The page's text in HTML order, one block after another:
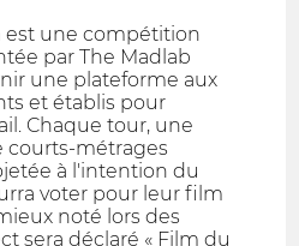
est une compétition
par The Madlab
une plateforme aux
et établis pour
Chaque tour, une
courts-métrages
à l'intention du
voter pour leur film
noté lors des
sera déclaré « Film du